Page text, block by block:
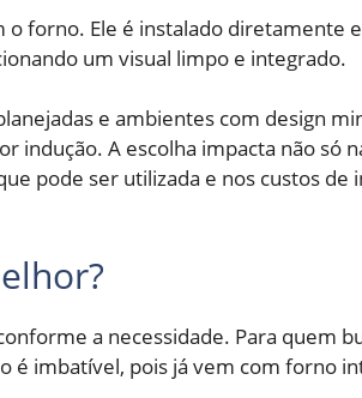
o forno. Ele é instalado diretamente
um visual limpo e integrado.
e ambientes com design
indução. A escolha impacta não só
pode ser utilizada e nos custos de
a necessidade. Para quem
é imbatível, pois já vem com forno